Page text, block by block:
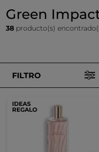
Green
38 producto(s)
FILTRO
IDEAS
REGALO